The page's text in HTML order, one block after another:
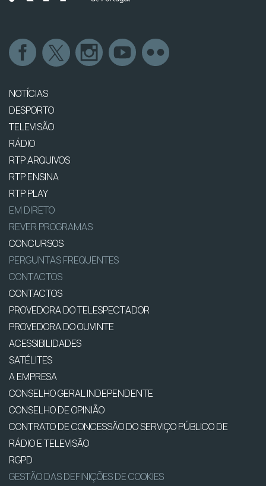
NOTÍCIAS
DESPORTO
TELEVISÃO
RÁDIO
RTP ARQUIVOS
RTP ENSINA
RTP PLAY
EM DIRETO
REVER PROGRAMAS
CONCURSOS
PERGUNTAS FREQUENTES
CONTACTOS
CONTACTOS
PROVEDORA DO TELESPECTADOR
PROVEDORA DO OUVINTE
ACESSIBILIDADES
SATÉLITES
A EMPRESA
CONSELHO GERAL INDEPENDENTE
CONSELHO DE OPINIÃO
CONTRATO DE CONCESSÃO DO SERVIÇO PÚBLICO DE
RÁDIO E TELEVISÃO
RGPD
GESTÃO DAS DEFINIÇÕES DE COOKIES